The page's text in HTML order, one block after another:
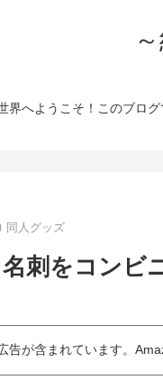
界へようこそ！このブロ
同人グッズ
刺をコンビ
告が含まれています。